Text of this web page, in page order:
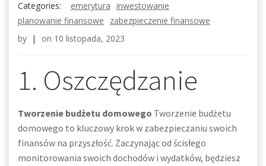
Categories: emerytura inwestowanie
planowanie finansowe
zabezpieczenie finansowe
by | on 10 listopada, 2023
1. Oszczędzanie
Tworzenie budżetu domowego Tworzenie budżetu
domowego to kluczowy krok w zabezpieczaniu swoich
finansów na przyszłość. Zaczynając od ścisłego
monitorowania swoich dochodów i wydatków, będziesz